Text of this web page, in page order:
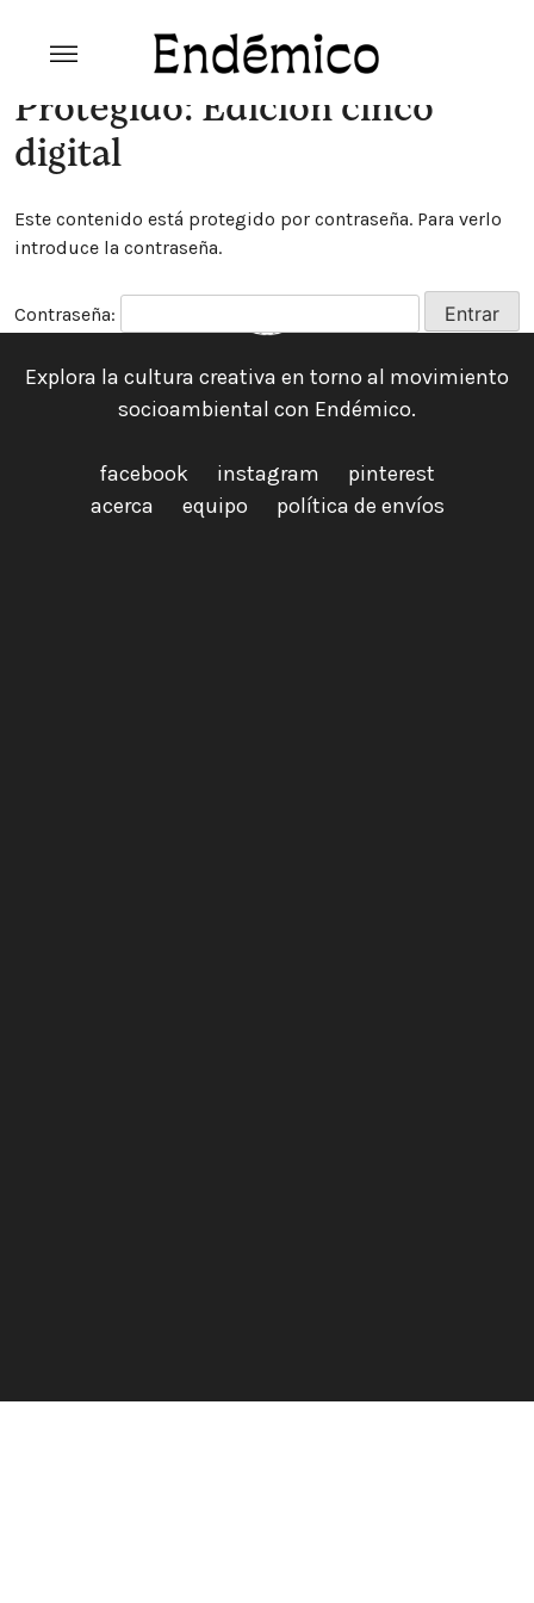
content
ambiental
Protegido: Edición cinco
digital
Este contenido está protegido por contraseña. Para verlo
introduce la contraseña.
Contraseña:
Explora la cultura creativa en torno al movimiento
socioambiental con Endémico.
facebook instagram
pinterest
acerca
equipo política de envíos